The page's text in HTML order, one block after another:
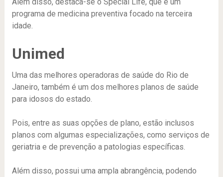
programa de medicina preventiva focado na terceira
idade.
Unimed
Uma das melhores operadoras de saúde do Rio de
Janeiro, também é um dos melhores planos de saúde
para idosos do estado.
Pois, entre as suas opções de plano, estão inclusos
planos com algumas especializações, como serviços de
geriatria e de prevenção a patologias específicas.
Além disso, possui uma ampla abrangência, podendo